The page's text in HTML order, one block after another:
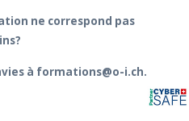
ne correspond pas
à formations@o-i.ch.